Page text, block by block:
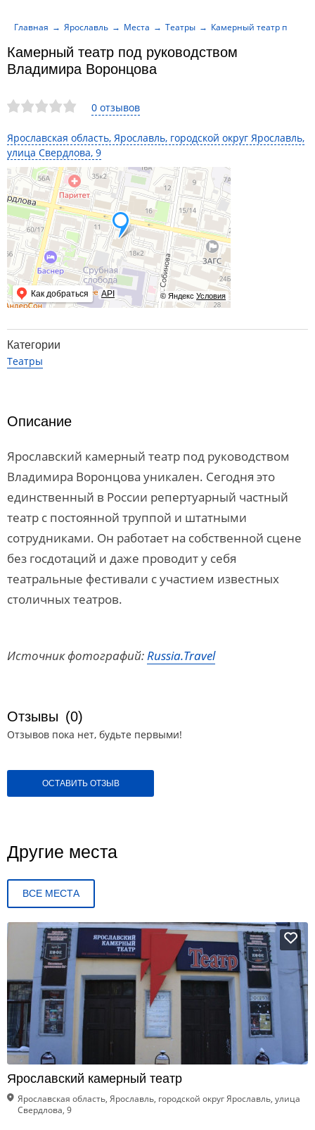
0 отзывов
Ярославская область, Ярославль, городской округ Ярославль,
улица Свердлова, 9
© Яндекс Условия
Как добраться API
Камерный театр под руководством
Владимира Воронцова
Главная Ярославль Места Театры Камерный театр под
Категории
Театры
Описание
Ярославский камерный театр под руководством
Владимира Воронцова уникален. Сегодня это
единственный в России репертуарный частный
театр с постоянной труппой и штатными
сотрудниками. Он работает на собственной сцене
без госдотаций и даже проводит у себя
театральные фестивали с участием известных
столичных театров.
Источник фотографий:Russia.Travel
Отзывы (0)
Отзывов пока нет, будьте первыми!
ОСТАВИТЬ ОТЗЫВ
Другие места
ВСЕ МЕСТА
Ярославский камерный театр
Ярославская область, Ярославль, городской округ Ярославль, улица
Свердлова, 9